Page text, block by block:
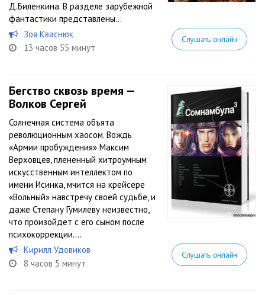
Д.Биленкина. В разделе зарубежной
фантастики представлены...
Зоя Кваснюк
13 часов 55 минут
Слушать онлайн
Бегство сквозь время —
Волков Сергей
Солнечная система объята
революционным хаосом. Вождь
«Армии пробуждения» Максим
Верховцев, плененный хитроумным
искусственным интеллектом по
имени Исинка, мчится на крейсере
«Вольный» навстречу своей судьбе, и
даже Степану Гумилеву неизвестно,
что произойдет с его сыном после
психокоррекции....
Кирилл Удовиков
8 часов 5 минут
Слушать онлайн